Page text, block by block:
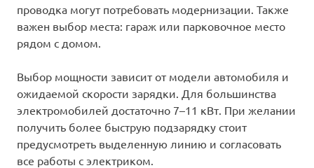
проводка могут потребовать модернизации. Также
важен выбор места: гараж или парковочное место
рядом с домом.
Выбор мощности зависит от модели автомобиля и
ожидаемой скорости зарядки. Для большинства
электромобилей достаточно 7–11 кВт. При желании
получить более быструю подзарядку стоит
предусмотреть выделенную линию и согласовать
все работы с электриком.